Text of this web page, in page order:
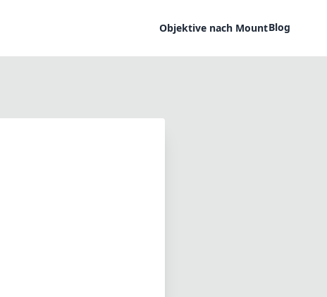
Objektive nach MountBlog